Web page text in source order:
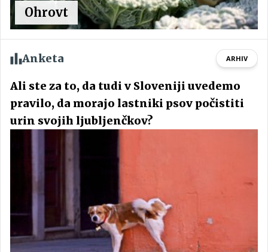
Ohrovt
Anketa ARHIV
Ali ste za to, da tudi v Sloveniji uvedemo
pravilo, da morajo lastniki psov počistiti
urin svojih ljubljenčkov?